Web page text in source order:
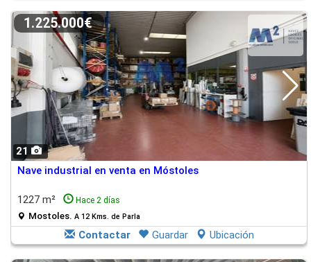
21
1.225.000€
Nave industrial en venta en Móstoles
1227 m² Hace 2 días
Mostoles. A 12 Kms. de Parla
Contactar Guardar Ubicación